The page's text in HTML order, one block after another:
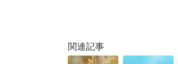
関連記事